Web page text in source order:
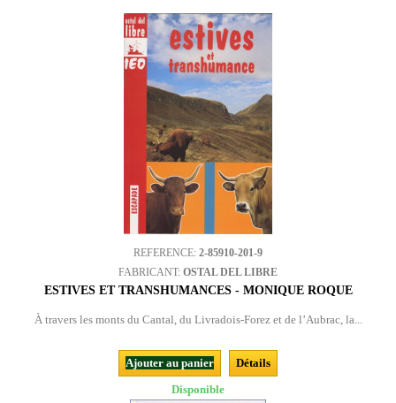
REFERENCE: 2-85910-201-9
FABRICANT: OSTAL DEL LIBRE
ESTIVES ET TRANSHUMANCES - MONIQUE ROQUE
À travers les monts du Cantal, du Livradois-Forez et de l’Aubrac, la...
Ajouter au panier
Détails
Disponible